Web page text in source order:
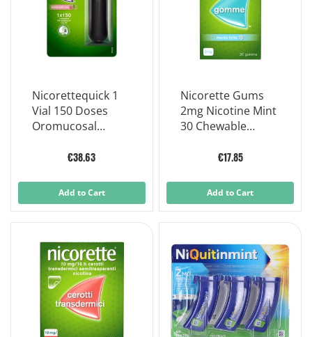
Nicorettequick 1
Vial 150 Doses
Oromucosal
€38.63
Add to Cart
Nicorette Gums
2mg Nicotine Mint
30 Chewable
€17.85
Add to Cart